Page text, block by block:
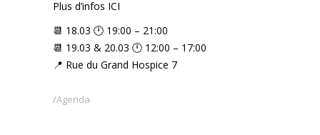
Plus d’infos ICI
📆 18.03 🕛 19:00 – 21:00
📆 19.03 & 20.03 🕛 12:00 – 17:00
📍 Rue du Grand Hospice 7
Agenda